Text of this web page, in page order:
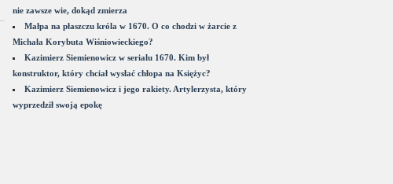
nie zawsze wie, dokąd zmierza
Małpa na płaszczu króla w 1670. O co chodzi w żarcie z
Michała Korybuta Wiśniowieckiego?
Kazimierz Siemienowicz w serialu 1670. Kim był
konstruktor, który chciał wysłać chłopa na Księżyc?
Kazimierz Siemienowicz i jego rakiety. Artylerzysta, który
wyprzedził swoją epokę